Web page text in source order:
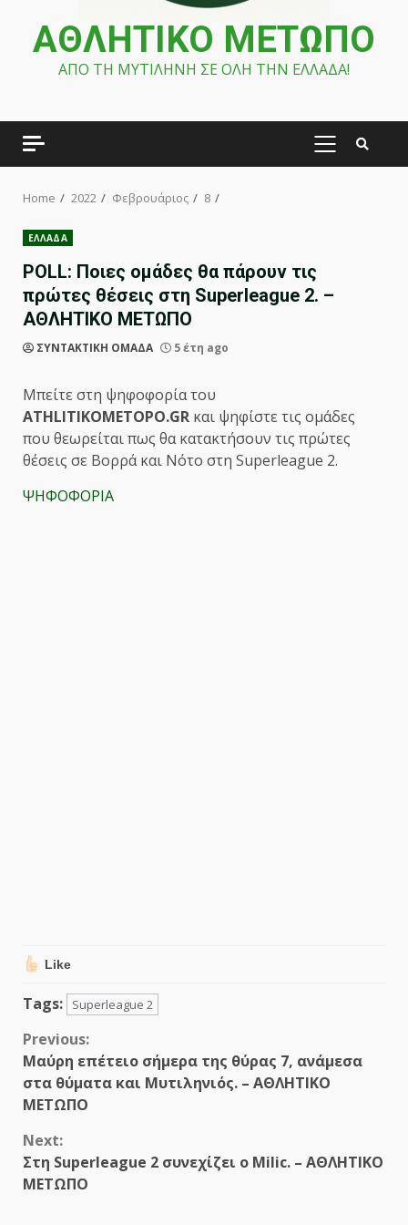
ΑΘΛΗΤΙΚΟ ΜΕΤΩΠΟ
ΑΠΟ ΤΗ ΜΥΤΙΛΗΝΗ ΣΕ ΟΛΗ ΤΗΝ ΕΛΛΑΔΑ!
PRIMARY
Home 2022 Φεβρουάριος 8
ΕΛΛΑΔΑ
POLL: Ποιες ομάδες θα πάρουν τις
πρώτες θέσεις στη Superleague 2. –
ΑΘΛΗΤΙΚΟ ΜΕΤΩΠΟ
ΣΥΝΤΑΚΤΙΚΗ ΟΜΑΔΑ 5 έτη ago
Μπείτε στη ψηφοφορία του
ATHLITIKOMETOPO.GR και ψηφίστε τις ομάδες
που θεωρείται πως θα κατακτήσουν τις πρώτες
θέσεις σε Βορρά και Νότο στη Superleague 2.
ΨΗΦΟΦΟΡΙΑ
Like
Tags: Superleague 2
Continue
Reading
Previous:
Μαύρη επέτειο σήμερα της θύρας 7, ανάμεσα
στα θύματα και Μυτιληνιός. – ΑΘΛΗΤΙΚΟ
ΜΕΤΩΠΟ
Next:
Στη Superleague 2 συνεχίζει ο Milic. – ΑΘΛΗΤΙΚΟ
ΜΕΤΩΠΟ